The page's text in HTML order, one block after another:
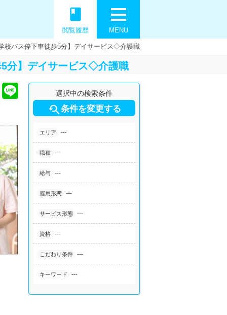
MENU
book
閲覧履歴
バス停下車徒歩5分】デイサービス◇介護職
分】デイサービス◇介護職
選択中の検索条件
条件を変更する
エリア ---
職種 ---
給与 ---
雇用形態 ---
サービス形態 ---
資格 ---
こだわり条件 ---
キーワード ---